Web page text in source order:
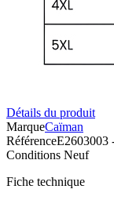
Détails du produit
MarqueCaïman
RéférenceE2603003
Conditions Neuf
Fiche technique